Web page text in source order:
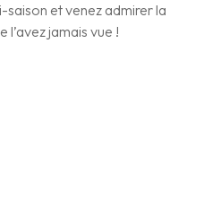
et venez admirer la
jamais vue !